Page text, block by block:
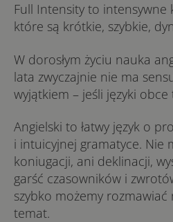
Full Intensity to intensywne
które są krótkie, szybkie,
W dorosłym życiu nauka
lata zwyczajnie nie ma
wyjątkiem – jeśli języki obce
Angielski to łatwy język o
i intuicyjnej gramatyce. Nie
koniugacji, ani deklinacji,
garść czasowników i
szybko możemy
temat.